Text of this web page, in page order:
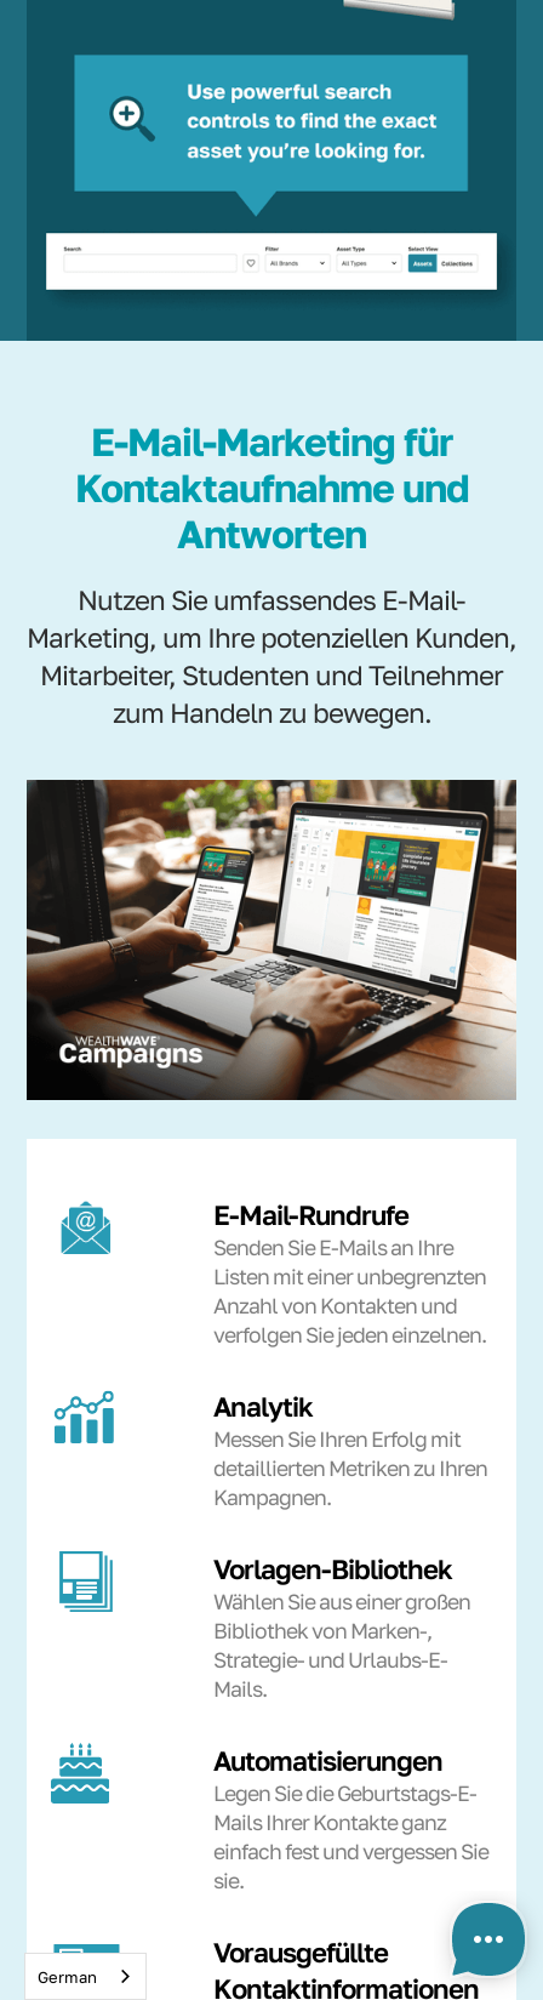
E-Mail-Marketing für
Kontaktaufnahme und
Antworten
Nutzen Sie umfassendes E-Mail-
Marketing, um Ihre potenziellen Kunden,
Mitarbeiter, Studenten und Teilnehmer
zum Handeln zu bewegen.
E-Mail-Rundrufe
Senden Sie E-Mails an Ihre
Listen mit einer unbegrenzten
Anzahl von Kontakten und
verfolgen Sie jeden einzelnen.
Analytik
Messen Sie Ihren Erfolg mit
detaillierten Metriken zu Ihren
Kampagnen.
Vorlagen-Bibliothek
Wählen Sie aus einer großen
Bibliothek von Marken-,
Strategie- und Urlaubs-E-
Mails.
Automatisierungen
Legen Sie die Geburtstags-E-
Mails Ihrer Kontakte ganz
einfach fest und vergessen Sie
sie.
Vorausgefüllte
Kontaktinformationen
German